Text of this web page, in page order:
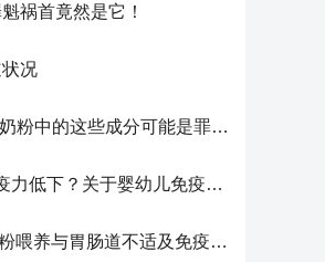
祸首竟然是它！
况
宝宝胃肠道不适？奶粉中的这些成分可能是罪魁祸首！
宝宝总生病就是免疫力低下？关于婴幼儿免疫力的真相，家长必须了解！
宝宝喂养难题：奶粉喂养与胃肠道不适及免疫力提升的奥秘